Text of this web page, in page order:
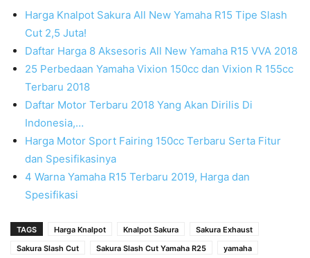
Harga Knalpot Sakura All New Yamaha R15 Tipe Slash
Cut 2,5 Juta!
Daftar Harga 8 Aksesoris All New Yamaha R15 VVA 2018
25 Perbedaan Yamaha Vixion 150cc dan Vixion R 155cc
Terbaru 2018
Daftar Motor Terbaru 2018 Yang Akan Dirilis Di
Indonesia,…
Harga Motor Sport Fairing 150cc Terbaru Serta Fitur
dan Spesifikasinya
4 Warna Yamaha R15 Terbaru 2019, Harga dan
Spesifikasi
TAGS Harga Knalpot Knalpot Sakura
Sakura Exhaust
Sakura Slash Cut
Sakura Slash Cut Yamaha R25
yamaha